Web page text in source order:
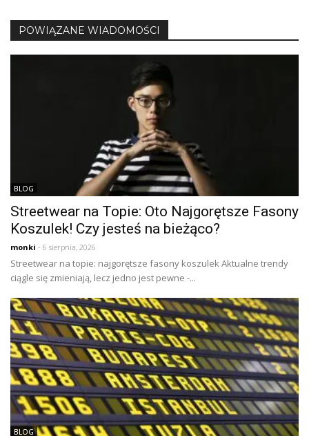
POWIĄZANE WIADOMOŚCI
BLOG
Streetwear na Topie: Oto Najgorętsze Fasony
Koszulek! Czy jesteś na bieżąco?
monki - 6 sierpnia, 2026
Streetwear na topie: najgorętsze fasony koszulek Aktualne trendy
ciągle się zmieniają, lecz jedno jest pewne -...
BLOG